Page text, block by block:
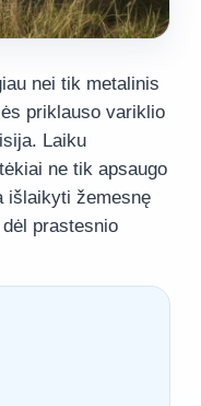
nei tik metalinis
priklauso variklio
Laiku
ne tik apsaugo
išlaikyti žemesnę
prastesnio